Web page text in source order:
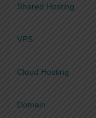
Shared Hosting
VPS
Cloud Hosting
Domain